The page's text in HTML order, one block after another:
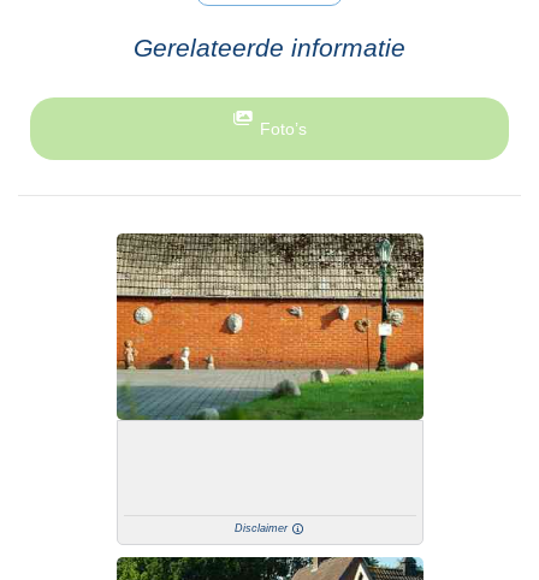
Gerelateerde informatie
Foto’s
Disclaimer